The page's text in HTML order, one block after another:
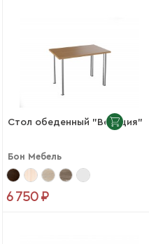
Стол обеденный "Венеция"
Бон Мебель
6 750 ₽